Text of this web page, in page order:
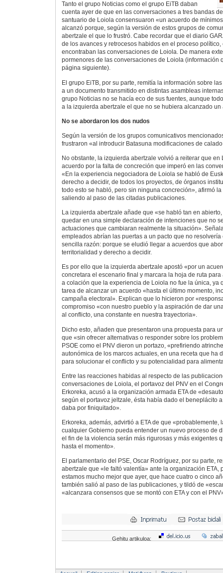
Tanto el grupo Noticias como el grupo EiTB daban
cuenta ayer de que en las conversaciones a tres bandas
santuario de Loiola consensuaron «un acuerdo de
alcanzó porque, según la versión de estos grupos de
abertzale el que lo frustró. Cabe recordar que el diario
de los avances y retrocesos habidos en el proceso
encontraban las conversaciones de Loiola. De manera
pormenores de las conversaciones de Loiola (información
página siguiente).
El grupo EiTB, por su parte, remitía la información sobre
a un documento transmitido en distintas asambleas
grupo Noticias no se hacía eco de sus fuentes, aunque
a la izquierda abertzale el que no se hubiera alcanzado un
No se abordaron los dos nudos
Según la versión de los grupos comunicativos
frustraron «al introducir Batasuna modificaciones de
No obstante, la izquierda abertzale volvió a reiterar que
acuerdo por la falta de concreción que imperó en las
«En la experiencia negociadora de Loiola se habló de
derecho a decidir, de todos los proyectos, de órganos
todo esto se habló, pero sin ninguna concreción», afirmó
saliendo al paso de las citadas publicaciones.
La izquierda abertzale añade que «se habló tan en
quedar en una simple declaración de intenciones que no
actuaciones que cambiaran realmente la situación».
empleados abrían las puertas a un pacto que no resolvería
sencilla razón: porque se eludió llegar a acuerdos que
territorialidad y derecho a decidir.
Es por ello que la izquierda abertzale apostó «por un
concretara el escenario final y marcara la hoja de ruta
a colación que la experiencia de Loiola no fue la única, ya
tarea de alcanzar un acuerdo «hasta el último momento,
campaña electoral». Explican que lo hicieron por
compromiso «con nuestro pueblo y la aspiración de dar
al conflicto, una constante en nuestra trayectoria».
Dicho esto, añaden que presentaron una propuesta para
que «sin ofrecer alternativas o responder sobre los
PSOE como el PNV dieron un portazo, «prefiriendo
autonómica de los marcos actuales, en una receta que ha
para solucionar el conflicto y su potencialidad para
Entre las reacciones habidas al respecto de las
conversaciones de Loiola, el portavoz del PNV en el
Erkoreka, acusó a la organización armada ETA de
según el portavoz jeltzale, ésta había dado el beneplácito
daba por finiquitado».
Erkoreka, además, advirtió a ETA de que «probablemente,
cualquier Gobierno pueda entender un nuevo proceso de
el fin de la violencia serán más rigurosas y más exigentes
hasta el momento».
El parlamentario del PSE, Oscar Rodríguez, por su parte,
abertzale que «le faltó valentía» ante la organización ETA,
estamos mucho mejor que ayer, que hace cuatro o cinco
también salió al paso de las publicaciones, y tildó de
«alcanzara consensos que se montó con ETA y con el
Gehitu artikuloa: